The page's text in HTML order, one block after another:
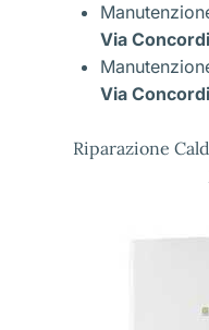
Via
Via
Riparazione